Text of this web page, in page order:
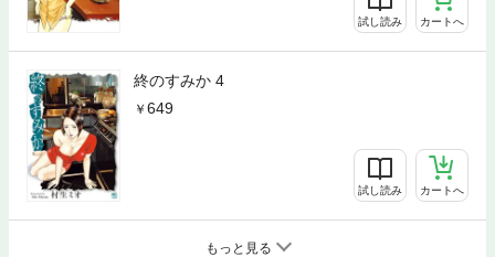
試し読み カートへ
終のすみか 4
649
試し読み カートへ
もっと見る